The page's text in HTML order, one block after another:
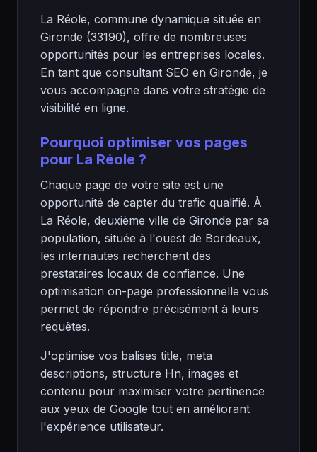
La Réole, commune dynamique située en
Gironde (33190), offre de nombreuses
opportunités pour les entreprises locales.
En tant que consultant SEO en Gironde, je
vous accompagne dans votre stratégie de
visibilité en ligne.
Pourquoi optimiser vos pages
pour La Réole ?
Chaque page de votre site est une
opportunité de capter du trafic qualifié. À
La Réole, deuxième ville de Gironde par sa
population, située à l'ouest de Bordeaux,
les internautes recherchent des
prestataires locaux de confiance. Une
optimisation on-page professionnelle vous
permet de répondre précisément à leurs
requêtes.
J'optimise vos balises title, meta
descriptions, structure Hn, images et
contenu pour maximiser votre pertinence
aux yeux de Google tout en améliorant
l'expérience utilisateur.